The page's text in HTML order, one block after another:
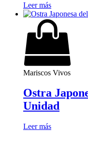
Leer más
Mariscos Vivos
Ostra
Unidad
Leer más